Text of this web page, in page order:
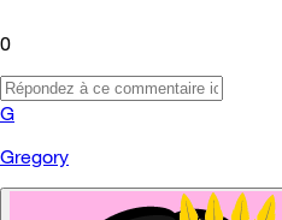
0
G
Gregory